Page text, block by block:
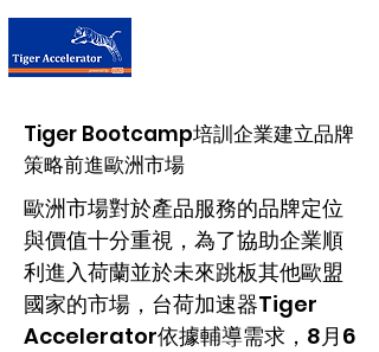
Tiger Bootcamp培訓企業建立品牌
策略前進歐洲市場
歐洲市場對於產品服務的品牌定位
與價值十分重視，為了協助企業順
利進入荷蘭並於未來跳板其他歐盟
國家的市場，台荷加速器Tiger
Accelerator依據輔導需求，8月6